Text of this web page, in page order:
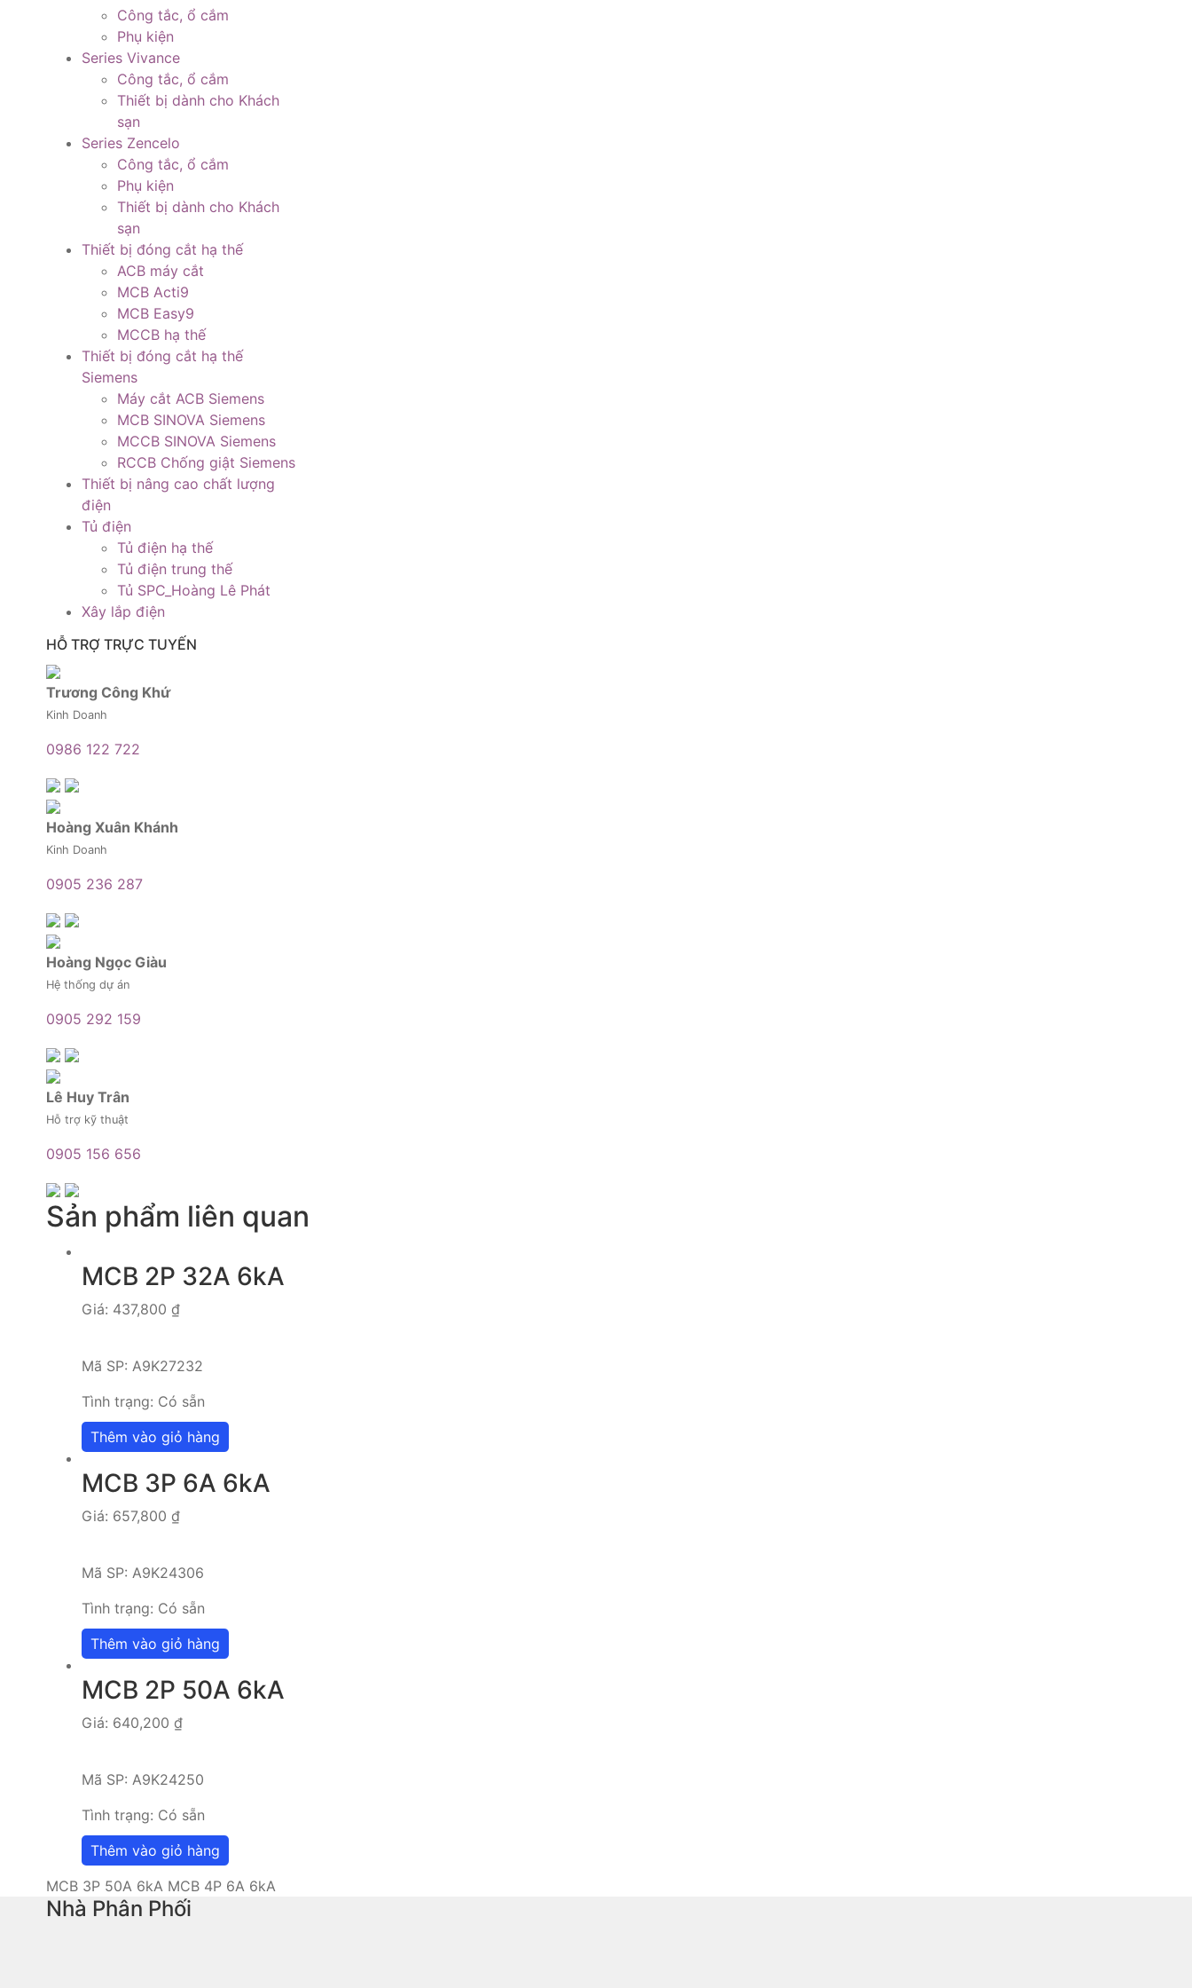
Công tắc, ổ cắm
Phụ kiện
Series Vivance
Công tắc, ổ cắm
Thiết bị dành cho Khách
sạn
Series Zencelo
Công tắc, ổ cắm
Phụ kiện
Thiết bị dành cho Khách
sạn
Thiết bị đóng cắt hạ thế
ACB máy cắt
MCB Acti9
MCB Easy9
MCCB hạ thế
Thiết bị đóng cắt hạ thế
Siemens
Máy cắt ACB Siemens
MCB SINOVA Siemens
MCCB SINOVA Siemens
RCCB Chống giật Siemens
Thiết bị nâng cao chất lượng
điện
Tủ điện
Tủ điện hạ thế
Tủ điện trung thế
Tủ SPC_Hoàng Lê Phát
Xây lắp điện
HỖ TRỢ TRỰC TUYẾN
Trương Công Khứ
Kinh Doanh
0986 122 722
Hoàng Xuân Khánh
Kinh Doanh
0905 236 287
Hoàng Ngọc Giàu
Hệ thống dự án
0905 292 159
Lê Huy Trân
Hỗ trợ kỹ thuật
0905 156 656
Sản phẩm liên quan
MCB 2P 32A 6kA
Giá: 437,800 ₫
Mã SP: A9K27232
Tình trạng: Có sẵn
Thêm vào giỏ hàng
MCB 3P 6A 6kA
Giá: 657,800 ₫
Mã SP: A9K24306
Tình trạng: Có sẵn
Thêm vào giỏ hàng
MCB 2P 50A 6kA
Giá: 640,200 ₫
Mã SP: A9K24250
Tình trạng: Có sẵn
Thêm vào giỏ hàng
MCB 3P 50A 6kA MCB 4P 6A 6kA
Nhà Phân Phối